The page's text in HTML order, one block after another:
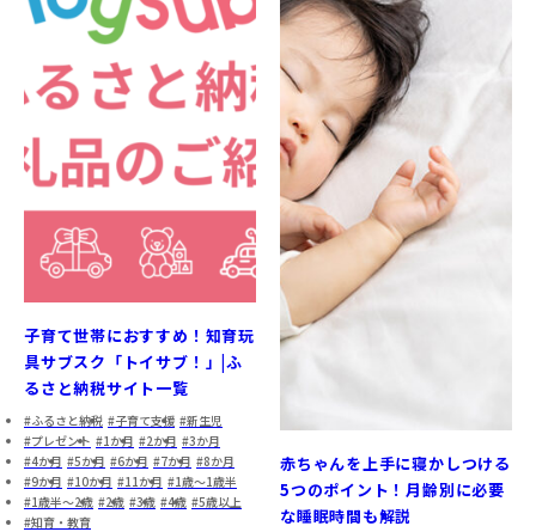
子育て世帯におすすめ！知育玩
具サブスク「トイサブ！」|ふ
るさと納税サイト一覧
ふるさと納税 子育て支援
新生児
プレゼント
1か月 2か月
3か月
4か月
5か月 6か月 7か月
8か月
9か月
10か月 11か月
1歳～1歳半
1歳半～2歳
2歳 3歳 4歳
5歳以上
知育・教育
赤ちゃんを上手に寝かしつける
5つのポイント！月齢別に必要
な睡眠時間も解説